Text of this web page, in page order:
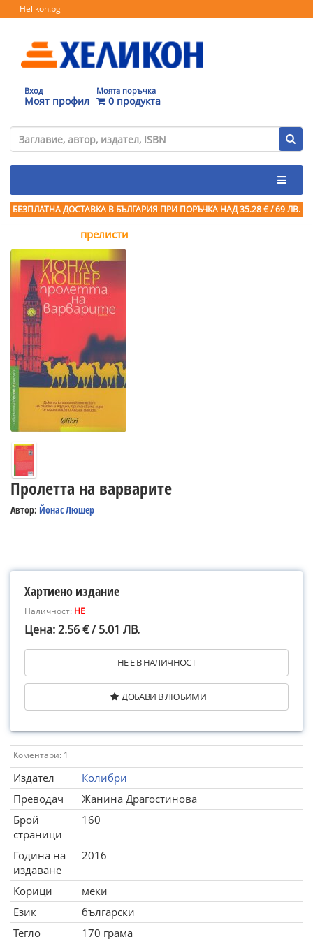
Helikon.bg
Вход
Моят профил
Моята поръчка
0 продукта
БЕЗПЛАТНА ДОСТАВКА В БЪЛГАРИЯ ПРИ ПОРЪЧКА НАД 35.28 € / 69 ЛВ.
прелисти
Пролетта на варварите
Автор: Йонас Люшер
Хартиено издание
Наличност: НЕ
Цена: 2.56 € / 5.01 ЛВ.
НЕ Е В НАЛИЧНОСТ
ДОБАВИ В ЛЮБИМИ
Коментари: 1
Издател
Колибри
Преводач
Жанина Драгостинова
Брой
страници
160
Година на
издаване
2016
Корици
меки
Език
български
Тегло
170 грама